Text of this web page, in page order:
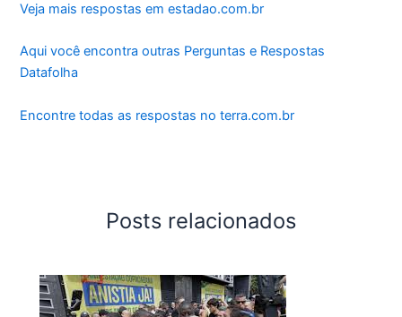
Veja mais respostas em estadao.com.br
Aqui você encontra outras Perguntas e Respostas
Datafolha
Encontre todas as respostas no terra.com.br
Posts relacionados